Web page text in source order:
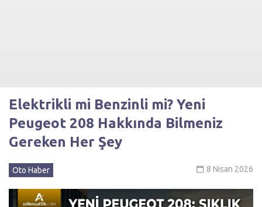
Elektrikli mi Benzinli mi? Yeni
Peugeot 208 Hakkında Bilmeniz
Gereken Her Şey
8 Nisan 2026
Oto Haber